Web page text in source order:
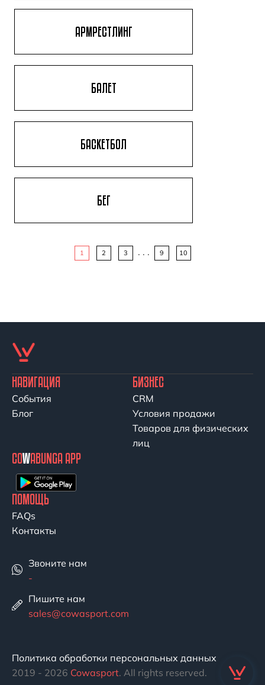
АРМРЕСТЛИНГ
БАЛЕТ
БАСКЕТБОЛ
БЕГ
1 2 3 . . . 9 10
НАВИГАЦИЯ
События
Блог
БИЗНЕС
CRM
Условия продажи
Товаров для физических
лиц
COWABUNGA APP
ПОМОЩЬ
FAQs
Контакты
Звоните нам
-
Пишите нам
sales@cowasport.com
2019 - 2026 Cowasport. All rights reserved.
Политика обработки персональных данных